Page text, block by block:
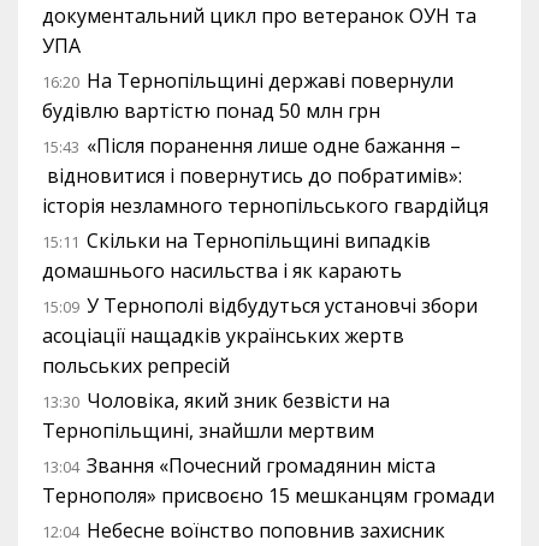
документальний цикл про ветеранок ОУН та
УПА
16:20 На Тернопільщині державі повернули
будівлю вартістю понад 50 млн грн
15:43 «Після поранення лише одне бажання –
відновитися і повернутись до побратимів»:
історія незламного тернопільського гвардійця
15:11 Скільки на Тернопільщині випадків
домашнього насильства і як карають
15:09 У Тернополі відбудуться установчі збори
асоціації нащадків українських жертв
польських репресій
13:30 Чоловіка, який зник безвісти на
Тернопільщині, знайшли мертвим
13:04 Звання «Почесний громадянин міста
Тернополя» присвоєно 15 мешканцям громади
12:04 Небесне воїнство поповнив захисник